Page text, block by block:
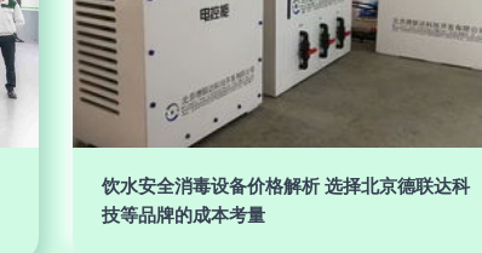
饮水安全消毒设备价格解析 选择北京德联达科
技等品牌的成本考量